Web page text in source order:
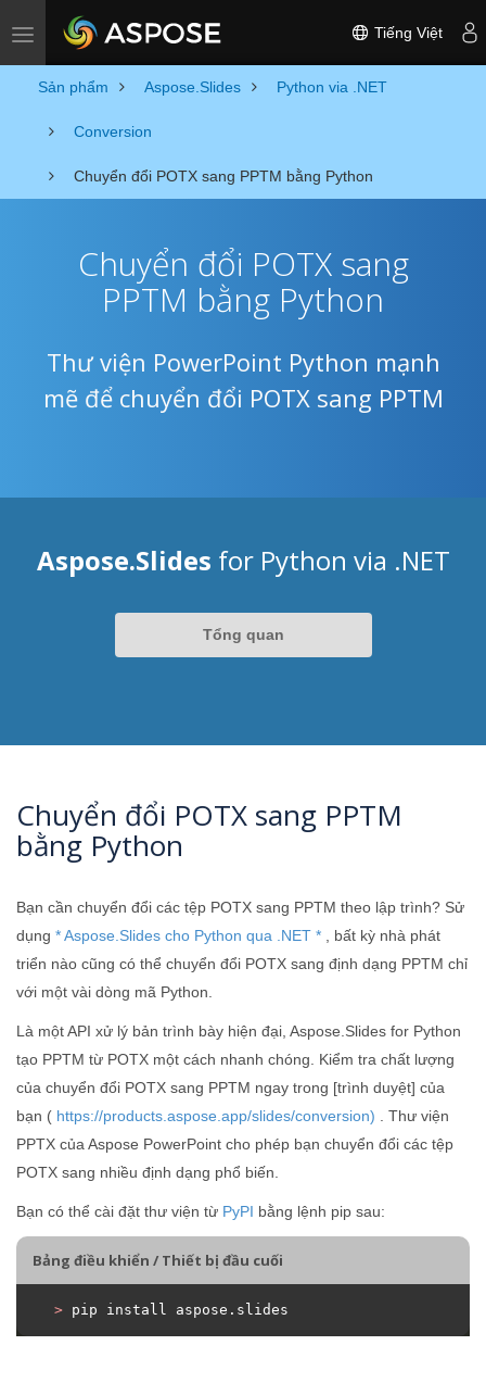
Toggle navigation Tiếng Việt
Sản phẩm Aspose.Slides Python via .NET
Conversion
Chuyển đổi POTX sang PPTM bằng Python
Chuyển đổi POTX sang
PPTM bằng Python
Thư viện PowerPoint Python mạnh
mẽ để chuyển đổi POTX sang PPTM
Aspose.Slides for Python via .NET
Tổng quan
Chuyển đổi POTX sang PPTM
bằng Python
Bạn cần chuyển đổi các tệp POTX sang PPTM theo lập trình? Sử
dụng * Aspose.Slides cho Python qua .NET * , bất kỳ nhà phát
triển nào cũng có thể chuyển đổi POTX sang định dạng PPTM chỉ
với một vài dòng mã Python.
Là một API xử lý bản trình bày hiện đại, Aspose.Slides for Python
tạo PPTM từ POTX một cách nhanh chóng. Kiểm tra chất lượng
của chuyển đổi POTX sang PPTM ngay trong [trình duyệt] của
bạn ( https://products.aspose.app/slides/conversion) . Thư viện
PPTX của Aspose PowerPoint cho phép bạn chuyển đổi các tệp
POTX sang nhiều định dạng phổ biến.
Bạn có thể cài đặt thư viện từ PyPI bằng lệnh pip sau:
Bảng điều khiển / Thiết bị đầu cuối
> pip install aspose.slides